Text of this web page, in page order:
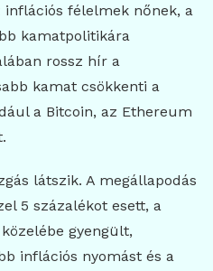
félelmek nőnek, a
kamatpolitikára
rossz hír a
kamat csökkenti a
a Bitcoin, az Ethereum
látszik. A megállapodás
5 százalékot esett, a
gyengült,
inflációs nyomást és a